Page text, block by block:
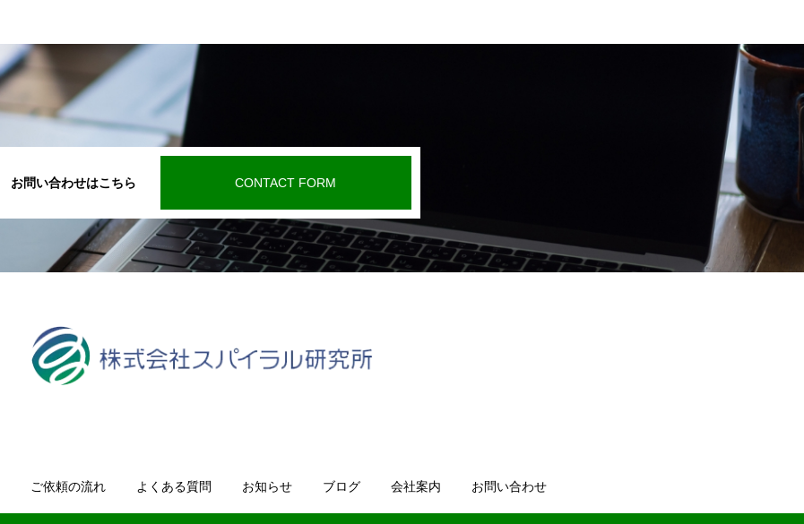
お問い合わせはこちら CONTACT FORM
ご依頼の流れ よくある質問 お知らせ ブログ 会社案内 お問い合わせ